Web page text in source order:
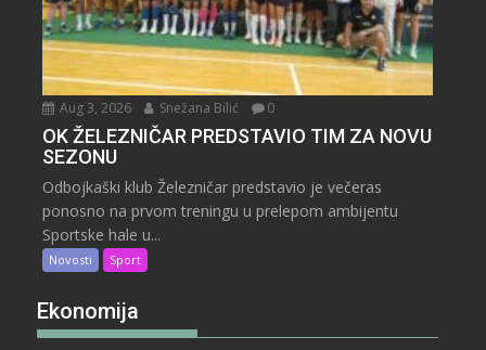
Aug 3, 2026 Snežana Bilić 0
OK ŽELEZNIČAR PREDSTAVIO TIM ZA NOVU
SEZONU
Odbojkaški klub Železničar predstavio je večeras
ponosno na prvom treningu u prelepom ambijentu
Sportske hale u...
Novosti Sport
Ekonomija